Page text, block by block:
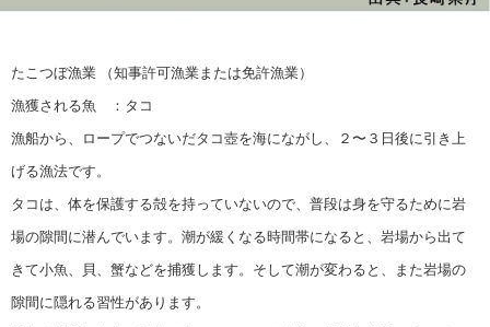
たこつぼ漁業 （知事許可漁業または免許漁業）
漁獲される魚 ：タコ
漁船から、ロープでつないだタコ壺を海にながし、２〜３日後に引き上
げる漁法です。
タコは、体を保護する殻を持っていないので、普段は身を守るために岩
場の隙間に潜んでいます。潮が緩くなる時間帯になると、岩場から出て
きて小魚、貝、蟹などを捕獲します。そして潮が変わると、また岩場の
隙間に隠れる習性があります。